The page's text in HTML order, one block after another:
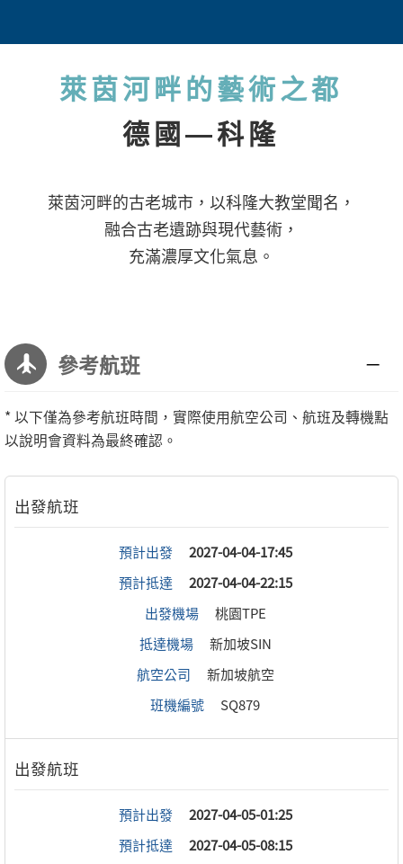
萊茵河畔的藝術之都
德國—科隆
萊茵河畔的古老城市，以科隆大教堂聞名，
融合古老遺跡與現代藝術，
充滿濃厚文化氣息。
參考航班
* 以下僅為參考航班時間，實際使用航空公司、航班及轉機點
以說明會資料為最終確認。
預計出發
2027-04-04-17:45
預計抵達
2027-04-04-22:15
出發機場
桃園TPE
抵達機場
新加坡SIN
航空公司
新加坡航空
班機編號
SQ879
預計出發
2027-04-05-01:25
預計抵達
2027-04-05-08:15